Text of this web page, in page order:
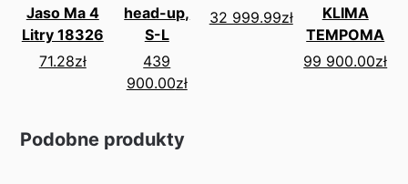
Jaso Ma 4
Litry 18326
71.28zł
head-up,
S-L
439
900.00zł
32 999.99zł
KLIMA
TEMPOMA
99 900.00zł
Podobne produkty